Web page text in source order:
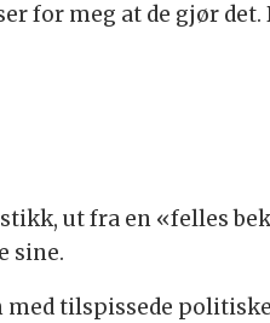
for meg at de gjør det.
ut fra en «felles
sine.
med tilspissede